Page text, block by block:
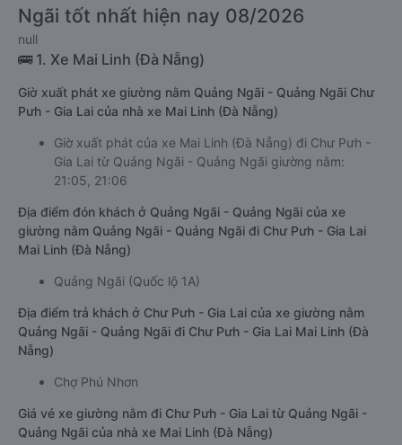
Ngãi tốt nhất hiện nay 08/2026
null
🚌 1. Xe Mai Linh (Đà Nẵng)
Giờ xuất phát xe giường nằm Quảng Ngãi - Quảng Ngãi Chư
Pưh - Gia Lai của nhà xe Mai Linh (Đà Nẵng)
Giờ xuất phát của xe Mai Linh (Đà Nẵng) đi Chư Pưh -
Gia Lai từ Quảng Ngãi - Quảng Ngãi giường nằm:
21:05, 21:06
Địa điểm đón khách ở Quảng Ngãi - Quảng Ngãi của xe
giường nằm Quảng Ngãi - Quảng Ngãi đi Chư Pưh - Gia Lai
Mai Linh (Đà Nẵng)
Quảng Ngãi (Quốc lộ 1A)
Địa điểm trả khách ở Chư Pưh - Gia Lai của xe giường nằm
Quảng Ngãi - Quảng Ngãi đi Chư Pưh - Gia Lai Mai Linh (Đà
Nẵng)
Chợ Phú Nhơn
Giá vé xe giường nằm đi Chư Pưh - Gia Lai từ Quảng Ngãi -
Quảng Ngãi của nhà xe Mai Linh (Đà Nẵng)